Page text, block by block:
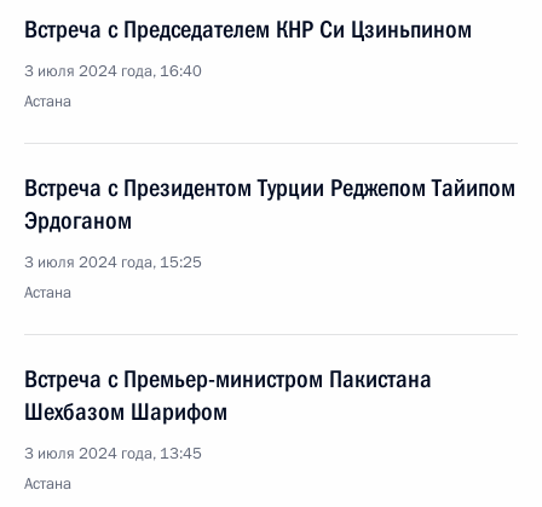
Встреча с Председателем КНР Си Цзиньпином
3 июля 2024 года, 16:40
Астана
Встреча с Президентом Турции Реджепом Тайипом
Эрдоганом
3 июля 2024 года, 15:25
Астана
Встреча с Премьер-министром Пакистана
Шехбазом Шарифом
3 июля 2024 года, 13:45
Астана